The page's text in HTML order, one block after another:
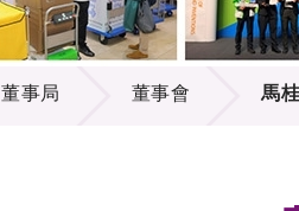
招標通告
供應商登記
徵求研發項目計劃書
項目資料庫
資訊中心
多媒體
出版刊物
董事局 董事會 馬